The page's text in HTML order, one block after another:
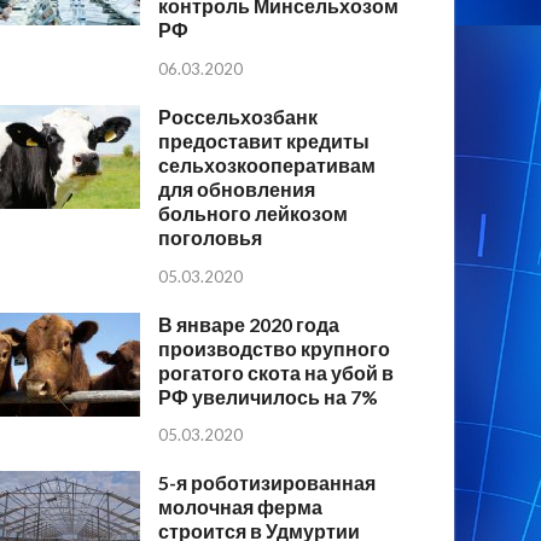
контроль Минсельхозом
РФ
06.03.2020
Россельхозбанк
предоставит кредиты
сельхозкооперативам
для обновления
больного лейкозом
поголовья
05.03.2020
В январе 2020 года
производство крупного
рогатого скота на убой в
РФ увеличилось на 7%
05.03.2020
5-я роботизированная
молочная ферма
строится в Удмуртии